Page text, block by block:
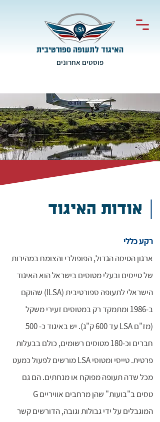
האיגוד לתעופה ספורטיבית
פוסטים אחרונים
אודות האיגוד
רקע כללי
ארגון הטיסה הגדול, הפופולרי והצומח במהירות
של טייסים ובעלי מטוסים בישראל הוא האיגוד
הישראלי לתעופה ספורטיבית (ILSA) שהוקם
ב-1986 ומתמקד רק במטוסים זעירי משקל
(מז"ם LSA עד 600 ק"ג). יש באיגוד כ- 500
חברים וכ-180 מטוסים רשומים, כולם בבעלות
פרטית. טייסי ומטוסי LSA מורשים לפעול כמעט
מכל שדה תעופה מפוקח או מנחתים. הם גם
טסים ב"בועות" שהן מרחבים אוויריים G
המוגבלים על ידי גבולות וגובה, הדורשים קשר